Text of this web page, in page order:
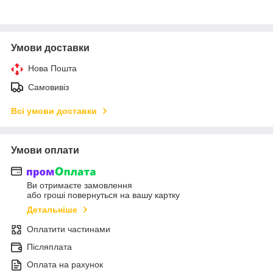
Умови доставки
Нова Пошта
Самовивіз
Всі умови доставки
Умови оплати
Ви отримаєте замовлення
або гроші повернуться на вашу картку
Детальніше
Оплатити частинами
Післяплата
Оплата на рахунок